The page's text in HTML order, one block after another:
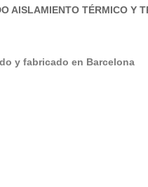
AISLAMIENTO TÉRMICO Y
y fabricado en Barcelona